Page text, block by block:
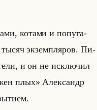
ко­та­ми и по­пу­га­
тысяч эк­зем­пля­ров. Пи­
и он не ис­клю­чил
плых» Алек­сандр